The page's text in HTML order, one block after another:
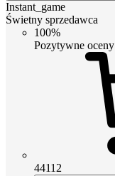
Instant_game
Świetny sprzedawca
100%
Pozytywne oceny
44112